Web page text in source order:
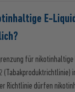
E-
für nikotinhaltige
(Tabakproduktrichtlinie)
Richtlinie dürfen